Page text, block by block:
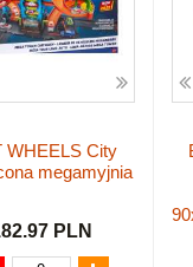
WHEELS City
megamyjnia
PLN